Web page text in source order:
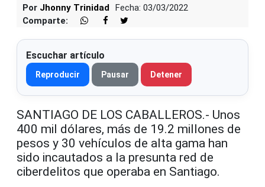
Por Jhonny Trinidad Fecha: 03/03/2022
Comparte:
Escuchar artículo
Reproducir Pausar Detener
SANTIAGO DE LOS CABALLEROS.- Unos
400 mil dólares, más de 19.2 millones de
pesos y 30 vehículos de alta gama han
sido incautados a la presunta red de
ciberdelitos que operaba en Santiago.